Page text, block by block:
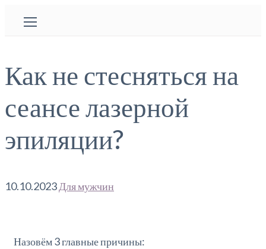
Как не стесняться на
сеансе лазерной
эпиляции?
10.10.2023 Для мужчин
Назовём 3 главные причины: